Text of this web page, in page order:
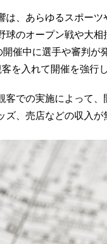
、あらゆるスポーツ
球のオープン戦や大
催中に選手や審判が
を入れて開催を強行
での実施によって
、売店などの収入が